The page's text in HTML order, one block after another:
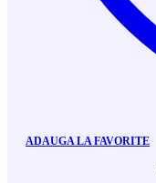
ADAUGA LA FAVORITE